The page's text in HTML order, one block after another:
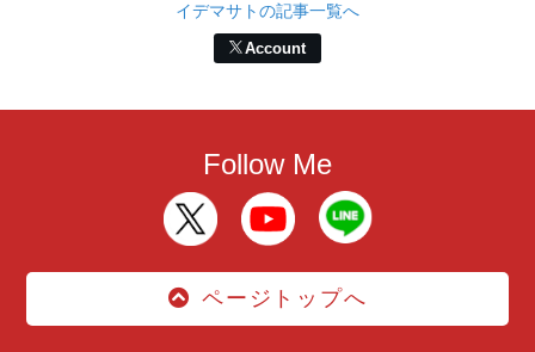
イデマサトの記事一覧へ
Account
Follow Me
ページトップへ